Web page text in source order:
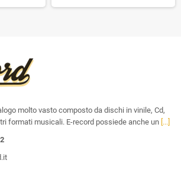
molto vasto composto da dischi in vinile, Cd,
formati musicali. E-record possiede anche un [...]